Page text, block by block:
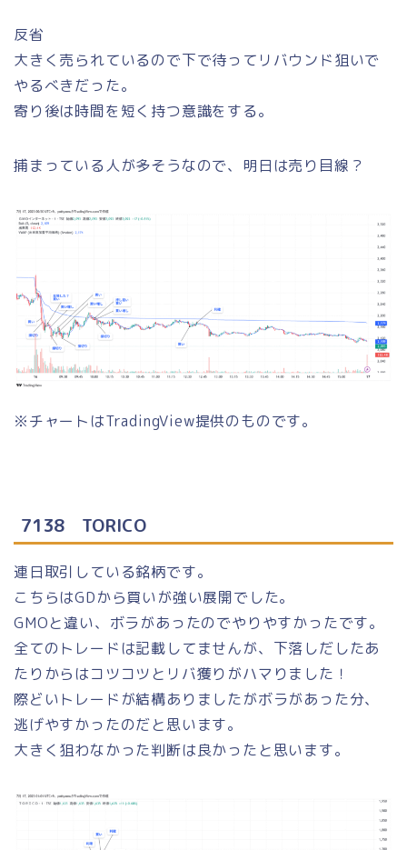
反省
大きく売られているので下で待ってリバウンド狙いで
やるべきだった。
寄り後は時間を短く持つ意識をする。
捕まっている人が多そうなので、明日は売り目線？
※チャートはTradingView提供のものです。
7138 TORICO
連日取引している銘柄です。
こちらはGDから買いが強い展開でした。
GMOと違い、ボラがあったのでやりやすかったです。
全てのトレードは記載してませんが、下落しだしたあ
たりからはコツコツとリバ獲りがハマりました！
際どいトレードが結構ありましたがボラがあった分、
逃げやすかったのだと思います。
大きく狙わなかった判断は良かったと思います。